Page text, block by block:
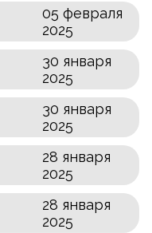
05 февраля
2025
30 января
2025
30 января
2025
28 января
2025
28 января
2025